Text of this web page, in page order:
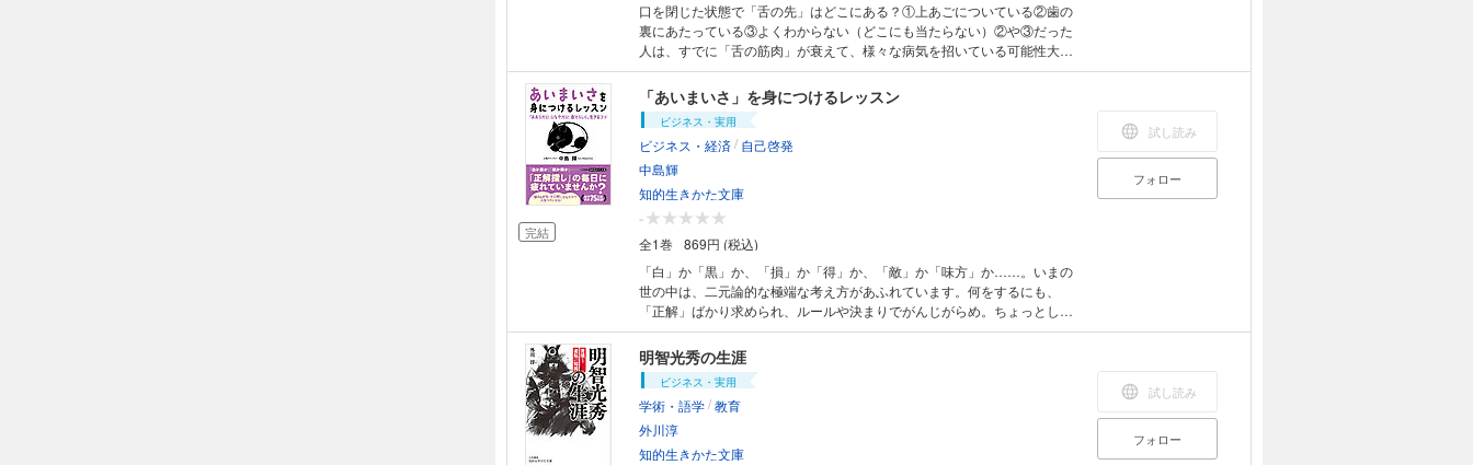
口を閉じた状態で「舌の先」はどこにある？①上あごについている②歯の
裏にあたっている③よくわからない（どこにも当たらない）②や③だった
人は、すでに「舌の筋肉」が衰えて、様々な病気を招いている可能性大！
◆―――――――◆―――――――◆舌先が上あごについているか、歯の
裏にあたっているかというのは、わずか１センチ程度の違いですが、あな
たの健康、ひいては人生を大きく左右します。舌の位置が下がると口が開
きやすくなり「口呼吸」になってしまいます。この口呼吸こそが、人の健
康を奪う元凶なのだと、私は確信しています。「あいうべ体操」は、舌を
本来の正しい位置に戻して、人間本来の 「鼻呼吸」が身につくようにと
考案した体操です。免疫力を高め自然治癒力が上がる、時間もお金もかか
◆―――――――◆―――――――◆
完結
「あいまいさ」を身につけるレッスン
ビジネス・実用
ビジネス・経済/ 自己啓発
中島輝
知的生きかた文庫
-
全1巻
869円 (税込)
「白」か「黒」か、「損」か「得」か、「敵」か「味方」か……。いまの
世の中は、二元論的な極端な考え方があふれています。何をするにも、
「正解」ばかり求められ、ルールや決まりでがんじがらめ。ちょっとした
ことで心がざわつき、イライラ、クヨクヨしてしまうのも無理はありませ
ん。人間は、本来、「あいまい」な思考と感情を持つ「あいまい」な生き
物なのです。本書では、人気の心理カウンセラーが、「あいまいさ」を取
り戻し、「おおらかに、しなやかに、自分らしく」生きるコツを紹介しま
す。・「白黒」ではなく、「グレーゾーン」を楽しむ・心がざわざわした
ら、「知らんがな」・「ブレていい」。しなやかな自分軸を持とう・「ポ
ジティブ」「ネガティブ」、どっちも大事・「視点」を増やせば増やすほ
試し読み
フォロー
明智光秀の生涯
ビジネス・実用
学術・語学/教育
外川淳
知的生きかた文庫
試し読み
フォロー